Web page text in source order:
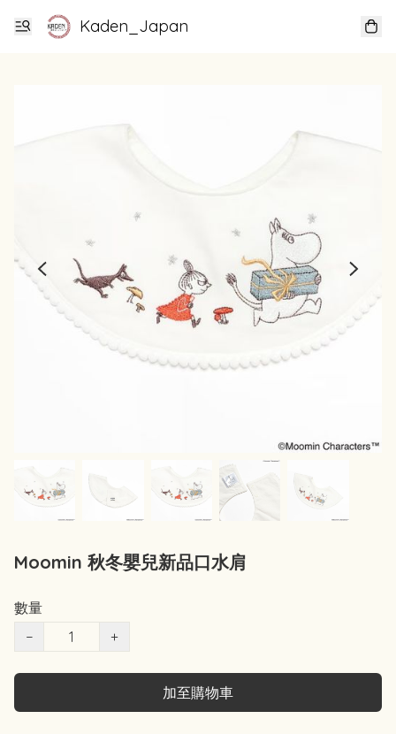
Kaden_Japan
Moomin 秋冬嬰兒新品口水肩
數量
−
+
加至購物車